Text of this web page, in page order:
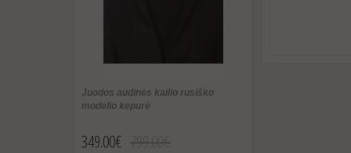
Juodos audinės kailio rusiško
modelio kepurė
349.00€